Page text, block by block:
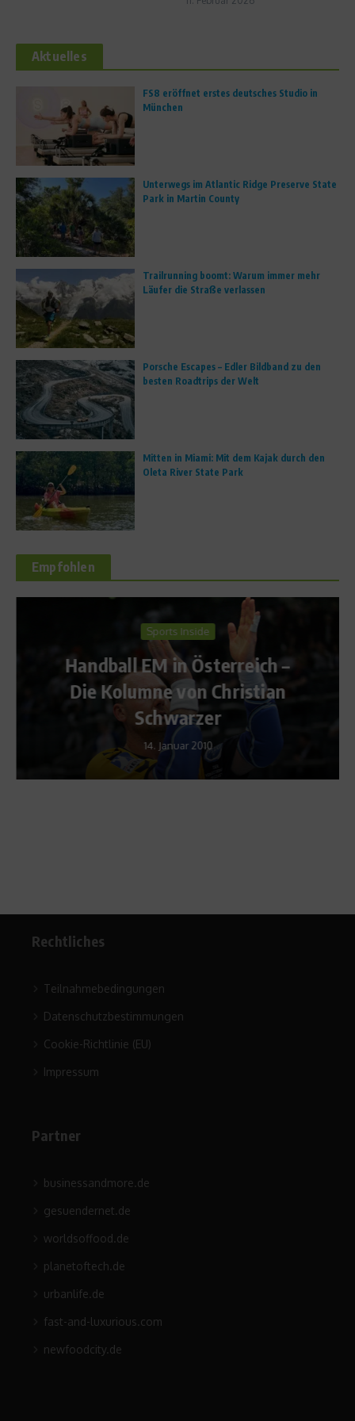
Aktuelles
FS8 eröffnet erstes deutsches Studio in
München
Unterwegs im Atlantic Ridge Preserve State
Park in Martin County
Trailrunning boomt: Warum immer mehr
Läufer die Straße verlassen
Porsche Escapes – Edler Bildband zu den
besten Roadtrips der Welt
Mitten in Miami: Mit dem Kajak durch den
Oleta River State Park
Empfohlen
Sports Inside
Handball EM in Österreich –
Die Kolumne von Christian
Schwarzer
14. Januar 2010
Rechtliches
Teilnahmebedingungen
Datenschutzbestimmungen
Cookie-Richtlinie (EU)
Impressum
Partner
businessandmore.de
gesuendernet.de
worldsoffood.de
planetoftech.de
urbanlife.de
fast-and-luxurious.com
newfoodcity.de